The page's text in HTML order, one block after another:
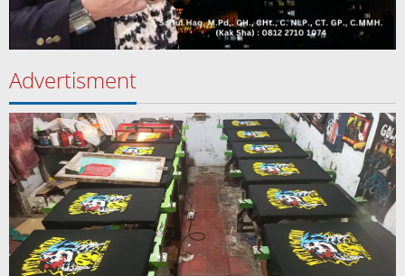
Advertisment